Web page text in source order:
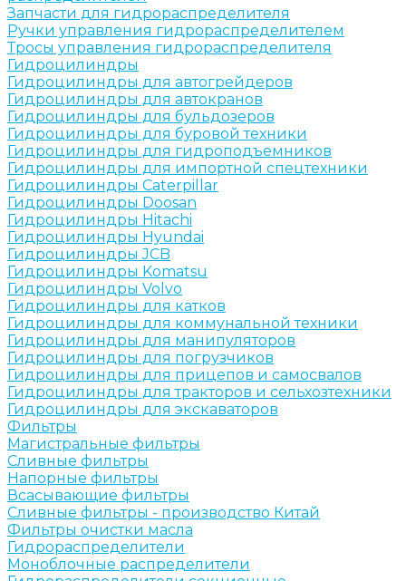
Запчасти для гидрораспределителя
Ручки управления гидрораспределителем
Тросы управления гидрораспределителя
Гидроцилиндры
Гидроцилиндры для автогрейдеров
Гидроцилиндры для автокранов
Гидроцилиндры для бульдозеров
Гидроцилиндры для буровой техники
Гидроцилиндры для гидроподъемников
Гидроцилиндры для импортной спецтехники
Гидроцилиндры Caterpillar
Гидроцилиндры Doosan
Гидроцилиндры Hitachi
Гидроцилиндры Hyundai
Гидроцилиндры JCB
Гидроцилиндры Komatsu
Гидроцилиндры Volvo
Гидроцилиндры для катков
Гидроцилиндры для коммунальной техники
Гидроцилиндры для манипуляторов
Гидроцилиндры для погрузчиков
Гидроцилиндры для прицепов и самосвалов
Гидроцилиндры для тракторов и сельхозтехники
Гидроцилиндры для экскаваторов
Фильтры
Магистральные фильтры
Сливные фильтры
Напорные фильтры
Всасывающие фильтры
Сливные фильтры - производство Китай
Фильтры очистки масла
Гидрораспределители
Моноблочные распределители